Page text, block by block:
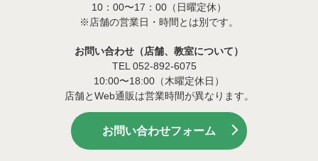
10：00〜17：00（日曜定休）
※店舗の営業日・時間とは別です。
お問い合わせ（店舗、教室について）
TEL 052-892-6075
10:00〜18:00（木曜定休日）
店舗とWeb通販は営業時間が異なります。
お問い合わせフォーム